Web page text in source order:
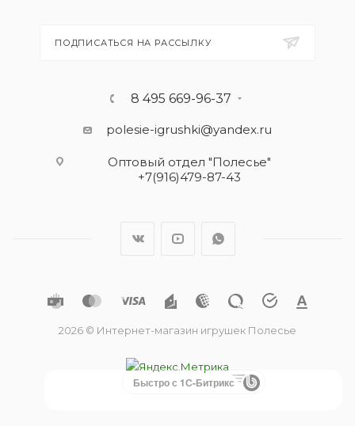
ПОДПИСАТЬСЯ НА РАССЫЛКУ
8 495 669-96-37
polesie-igrushki@yandex.ru
Оптовый отдел "Полесье"
+7(916)479-87-43
2026 © Интернет-магазин игрушек Полесье
Быстро с 1С-Битрикс